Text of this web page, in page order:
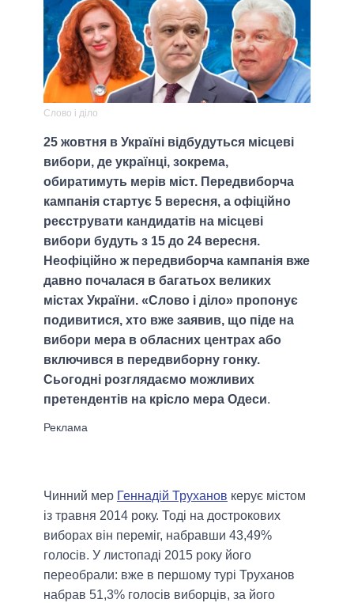
Слово і діло
25 жовтня в Україні відбудуться місцеві
вибори, де українці, зокрема,
обиратимуть мерів міст. Передвиборча
кампанія стартує 5 вересня, а офіційно
реєструвати кандидатів на місцеві
вибори будуть з 15 до 24 вересня.
Неофіційно ж передвиборча кампанія вже
давно почалася в багатьох великих
містах України. «Слово і діло» пропонує
подивитися, хто вже заявив, що піде на
вибори мера в обласних центрах або
включився в передвиборну гонку.
Сьогодні розглядаємо можливих
претендентів на крісло мера Одеси.
Чинний мер Геннадій Труханов керує містом
із травня 2014 року. Тоді на дострокових
виборах він переміг, набравши 43,49%
голосів. У листопаді 2015 року його
переобрали: вже в першому турі Труханов
набрав 51,3% голосів виборців, за його